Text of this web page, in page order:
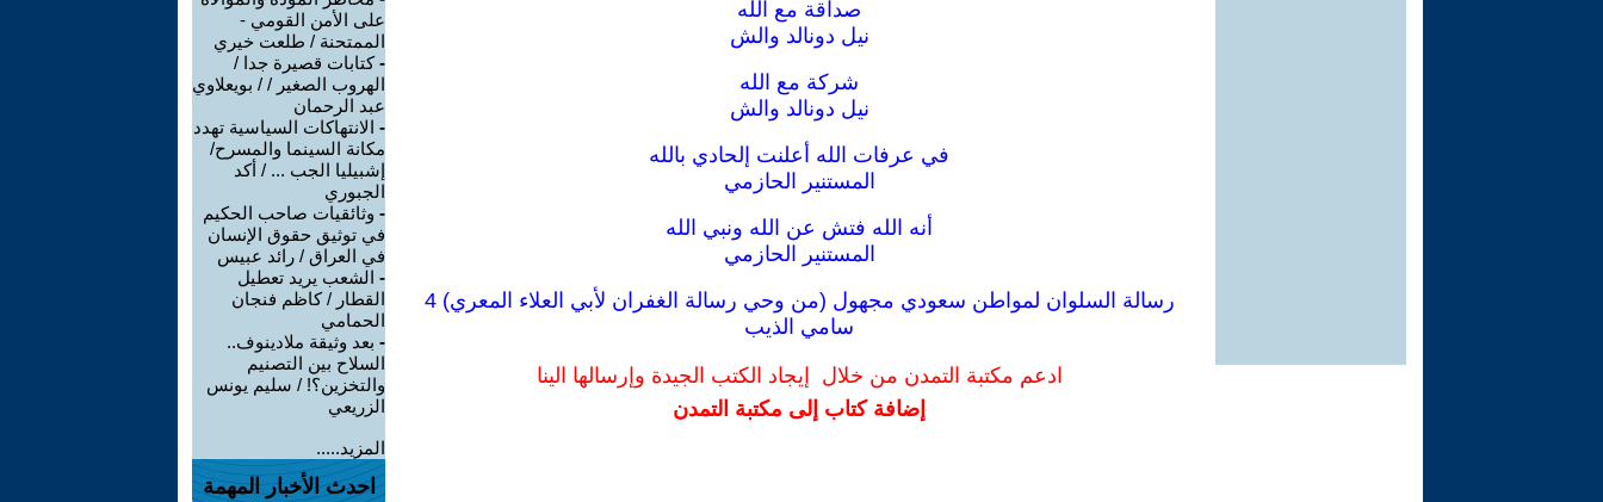
صداقة مع الله
نيل دونالد والش
شركة مع الله
نيل دونالد والش
في عرفات الله أعلنت إلحادي بالله
المستنير الحازمي
أنه الله فتش عن الله ونبي الله
المستنير الحازمي
رسالة السلوان لمواطن سعودي مجهول (من وحي رسالة الغفران لأبي العلاء المعري) 4
سامي الذيب
ادعم مكتبة التمدن من خلال إيجاد الكتب الجيدة وإرسالها الينا
إضافة كتاب إلى مكتبة التمدن
على الأمن القومي -
الممتحنة / طلعت خيري
-كتابات قصيرة جدا /
الهروب الصغير / / بويعلاوي
عبد الرحمان
- الانتهاكات السياسية تهدد
مكانة السينما والمسرح/
إشبيليا الجب ... / أكد
الجبوري
- وثائقيات صاحب الحكيم
في توثيق حقوق الإنسان
في العراق / رائد عبيس
- الشعب يريد تعطيل
القطار / كاظم فنجان
الحمامي
- بعد وثيقة ملادينوف..
السلاح بين التصنيم
والتخزين؟! / سليم يونس
الزريعي
المزيد.....
احدث الأخبار المهمة